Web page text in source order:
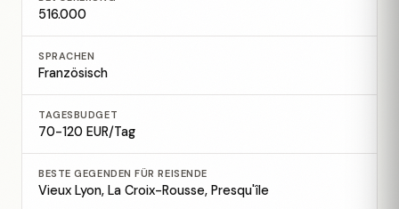
516.000
SPRACHEN
Französisch
TAGESBUDGET
70-120 EUR/Tag
BESTE GEGENDEN FÜR REISENDE
Vieux Lyon, La Croix-Rousse, Presqu'île